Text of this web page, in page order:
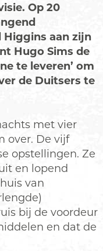
Op 20
aan zijn
Hugo Sims de
te leveren’ om
de Duitsers te
met vier
over. De vijf
opstellingen. Ze
en lopend
van
bij de voordeur
en dat de